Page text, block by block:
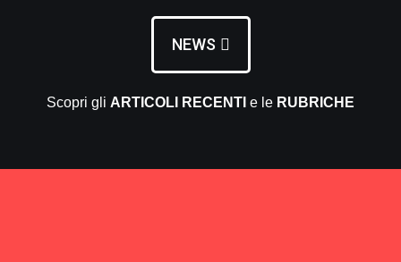
NEWS
Scopri gli ARTICOLI RECENTI e le RUBRICHE